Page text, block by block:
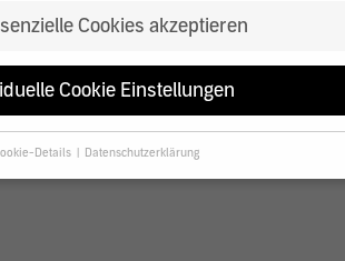
Cookies akzeptieren
Cookie Einstellungen
Details Datenschutzerklärung